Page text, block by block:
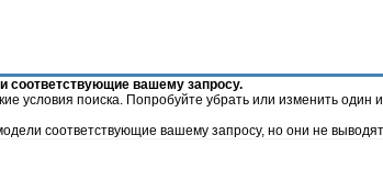
соответствующие вашему запросу.
условия поиска. Попробуйте убрать или изменить один
соответствующие вашему запросу, но они не